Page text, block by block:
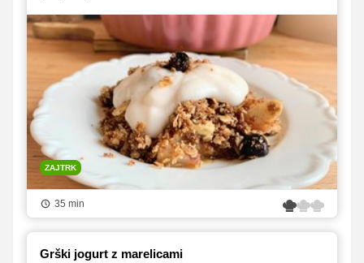
ZAJTRK
35 min
Grški jogurt z marelicami